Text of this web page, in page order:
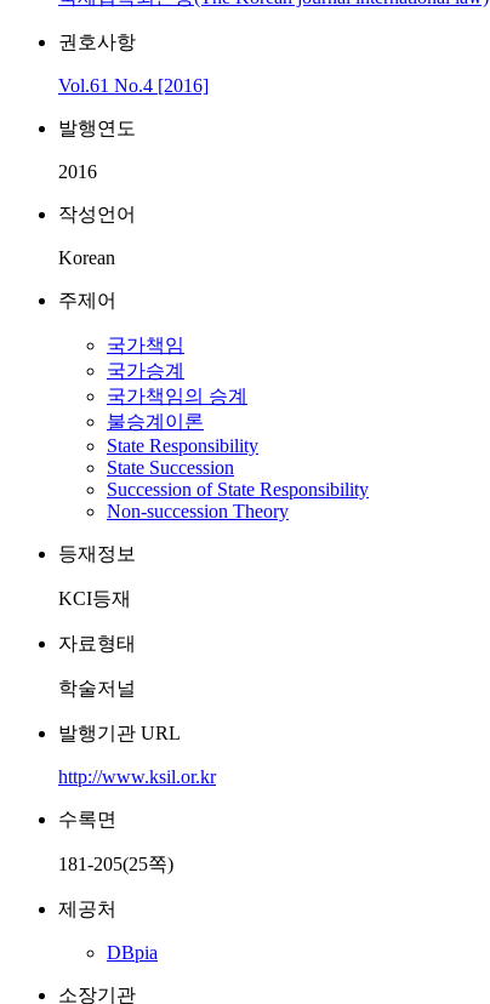
권호사항
Vol.61 No.4 [2016]
발행연도
2016
작성언어
Korean
주제어
국가책임
국가승계
국가책임의 승계
불승계이론
State Responsibility
State Succession
Succession of State Responsibility
Non-succession Theory
등재정보
KCI등재
자료형태
학술저널
발행기관 URL
http://www.ksil.or.kr
수록면
181-205(25쪽)
제공처
DBpia
소장기관